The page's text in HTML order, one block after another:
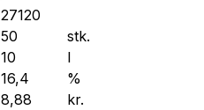
27120
50
stk.
10
l
16,4
%
8,88
kr.